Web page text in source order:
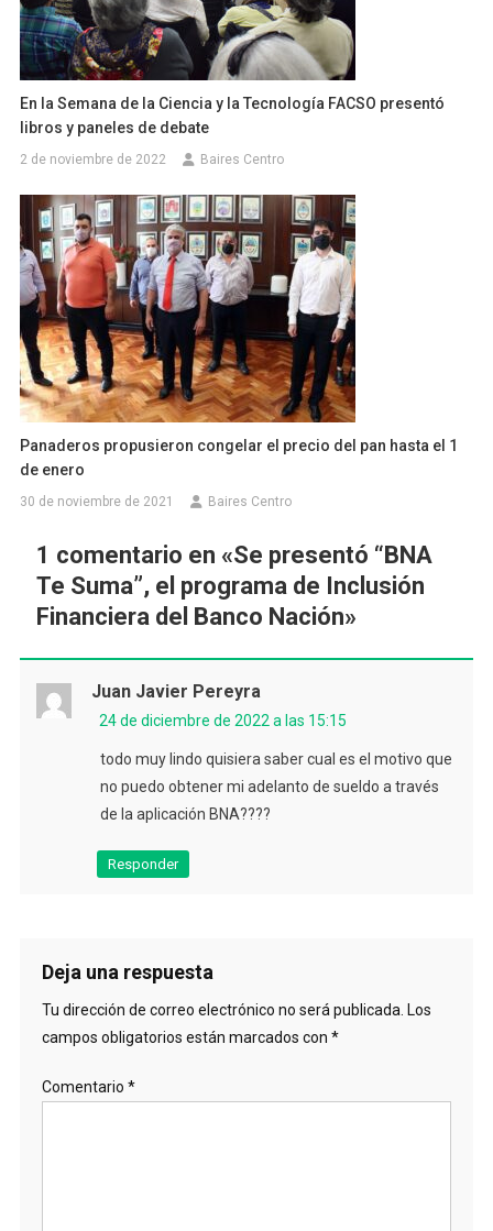
En la Semana de la Ciencia y la Tecnología FACSO presentó
libros y paneles de debate
2 de noviembre de 2022 Baires Centro
Panaderos propusieron congelar el precio del pan hasta el 1
de enero
30 de noviembre de 2021 Baires Centro
1 comentario en «Se presentó “BNA
Te Suma”, el programa de Inclusión
Financiera del Banco Nación»
Juan Javier Pereyra
24 de diciembre de 2022 a las 15:15
todo muy lindo quisiera saber cual es el motivo que
no puedo obtener mi adelanto de sueldo a través
de la aplicación BNA????
Responder
Deja una respuesta
Tu dirección de correo electrónico no será publicada. Los
campos obligatorios están marcados con *
Comentario *